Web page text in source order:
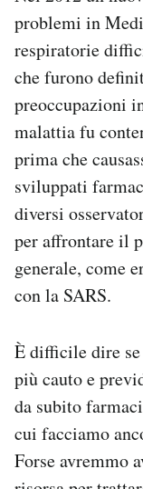
problemi in
respiratorie
che furono
preoccupazioni
malattia fu
prima che
sviluppati
diversi
per affrontare il
generale, come
con la SARS.
È difficile dire se
più cauto e
da subito
cui facciamo
Forse avremmo